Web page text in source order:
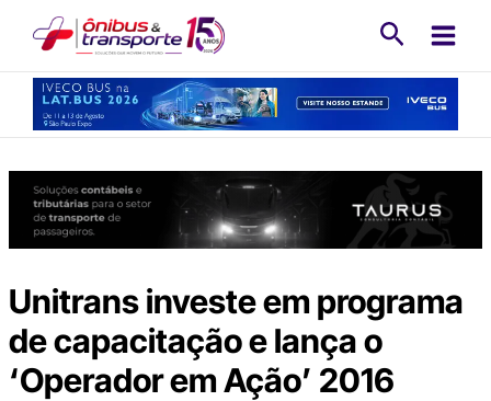
conteúdo
Unitrans investe em programa
de capacitação e lança o
‘Operador em Ação’ 2016